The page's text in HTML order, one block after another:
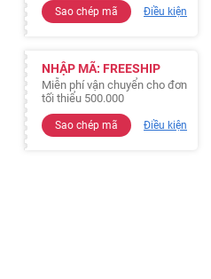
Sao chép mã Điều kiện
NHẬP MÃ: FREESHIP
Miễn phí vận chuyển cho đơn
tối thiểu 500.000
Sao chép mã Điều kiện